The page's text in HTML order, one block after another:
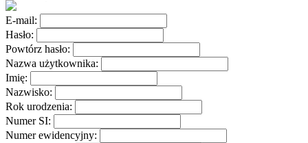
E-mail:
Hasło:
Powtórz hasło:
Nazwa użytkownika:
Imię:
Nazwisko:
Rok urodzenia:
Numer SI:
Numer ewidencyjny: